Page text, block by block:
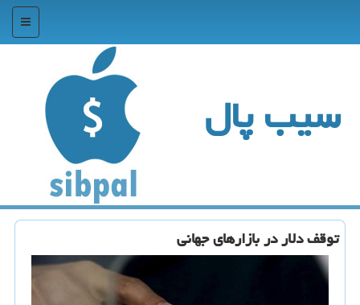
منو
سیب پال
توقف دلار در بازارهای جهانی